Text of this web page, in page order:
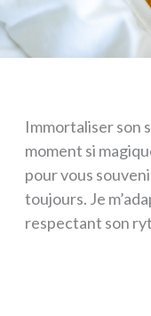
Immortaliser son
moment si
pour vous
toujours. Je
respectant son